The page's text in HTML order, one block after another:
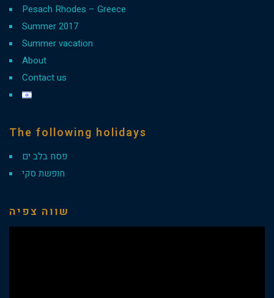
Pesach Rhodes – Greece
Summer 2017
Summer vacation
About
Contact us
The following holidays
פסח בלב ים
חופשת סקי
שווה צפיה